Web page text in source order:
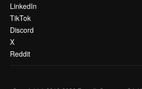
LinkedIn
TikTok
Discord
X
Reddit